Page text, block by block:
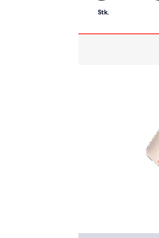
Stk.